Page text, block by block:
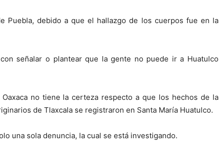
Puebla, debido a que el hallazgo de los cuerpos fue en la
señalar o plantear que la gente no puede ir a Huatulco
no tiene la certeza respecto a que los hechos de la
de Tlaxcala se registraron en Santa María Huatulco.
una sola denuncia, la cual se está investigando.